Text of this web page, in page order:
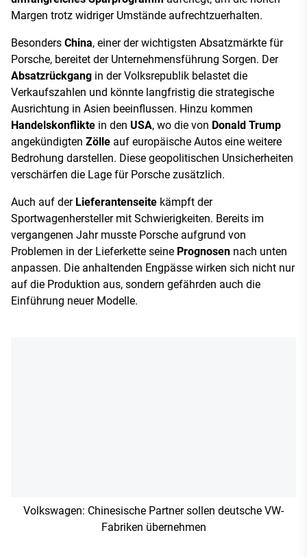
Margen trotz widriger Umstände aufrechtzuerhalten.
Besonders China, einer der wichtigsten Absatzmärkte für
Porsche, bereitet der Unternehmensführung Sorgen. Der
Absatzrückgang in der Volksrepublik belastet die
Verkaufszahlen und könnte langfristig die strategische
Ausrichtung in Asien beeinflussen. Hinzu kommen
Handelskonflikte in den USA, wo die von Donald Trump
angekündigten Zölle auf europäische Autos eine weitere
Bedrohung darstellen. Diese geopolitischen Unsicherheiten
verschärfen die Lage für Porsche zusätzlich.
Auch auf der Lieferantenseite kämpft der
Sportwagenhersteller mit Schwierigkeiten. Bereits im
vergangenen Jahr musste Porsche aufgrund von
Problemen in der Lieferkette seine Prognosen nach unten
anpassen. Die anhaltenden Engpässe wirken sich nicht nur
auf die Produktion aus, sondern gefährden auch die
Einführung neuer Modelle.
Volkswagen: Chinesische Partner sollen deutsche VW-
Fabriken übernehmen